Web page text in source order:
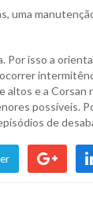
uma
Por isso a
e a Corsan
possíveis.
de